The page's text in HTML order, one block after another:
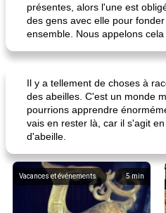
présentes, alors l'une est
des gens avec elle pour
ensemble. Nous appelons cela
Il y a tellement de choses à
des abeilles. C'est un monde
pourrions apprendre
vais en rester là, car il s'agit
d'abeille.
5min
Vacances et événements